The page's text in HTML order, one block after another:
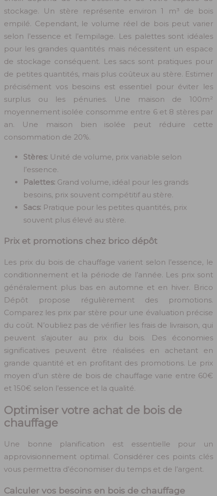
stockage. Un stère représente environ 1 m³ de bois
empilé. Cependant, le volume réel de bois peut varier
selon l’essence et l’empilage. Les palettes sont idéales
pour les grandes quantités mais nécessitent un espace
de stockage conséquent. Les sacs sont pratiques pour
de petites quantités, mais plus coûteux au stère. Estimer
précisément vos besoins est essentiel pour éviter les
surplus ou les pénuries. Une maison de 100m²
moyennement isolée consomme entre 6 et 8 stères par
an. Une maison bien isolée peut réduire cette
consommation de 20%.
Stères: Unité de volume, prix variable selon
l’essence.
Palettes: Grand volume, idéal pour les grands
besoins, prix souvent compétitif au stère.
Sacs: Pratique pour les petites quantités, prix
souvent plus élevé au stère.
Prix et promotions chez brico dépôt
Les prix du bois de chauffage varient selon l’essence, le
conditionnement et la période de l’année. Les prix sont
généralement plus bas en automne et en hiver. Brico
Dépôt propose régulièrement des promotions.
Comparez les prix par stère pour une évaluation précise
du coût. N’oubliez pas de vérifier les frais de livraison, qui
peuvent s’ajouter au prix du bois. Des économies
significatives peuvent être réalisées en achetant en
grande quantité et en profitant des promotions. Le prix
moyen d’un stère de bois de chauffage varie entre 60€
et 150€ selon l’essence et la qualité.
Optimiser votre achat de bois de
chauffage
Une bonne planification est essentielle pour un
approvisionnement optimal. Considérer ces points clés
vous permettra d’économiser du temps et de l’argent.
Calculer vos besoins en bois de chauffage